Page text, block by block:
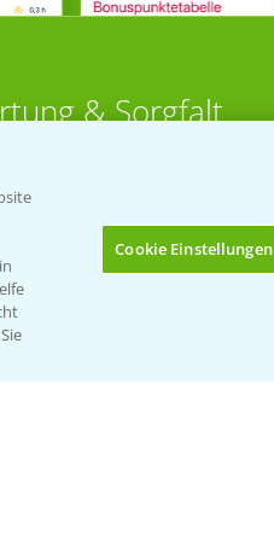
& Sorgfalt
und Termine
sicher entsorgen
und Termine
Cookie Einstellungen